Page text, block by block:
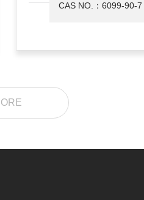
CAS NO.：6099-90-7